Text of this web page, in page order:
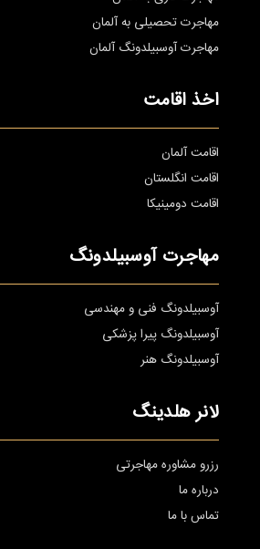
مهاجرت تحصیلی به آلمان
مهاجرت آوسبیلدونگ آلمان
اخذ اقامت
اقامت آلمان
اقامت انگلستان
اقامت دومینیکا
مهاجرت آوسبیلدونگ
آوسبیلدونگ فنی و مهندسی
آوسبیلدونگ پیرا پزشکی
آوسبیلدونگ هنر
لانر هلدینگ
رزرو مشاوره مهاجرتی
درباره ما
تماس با ما